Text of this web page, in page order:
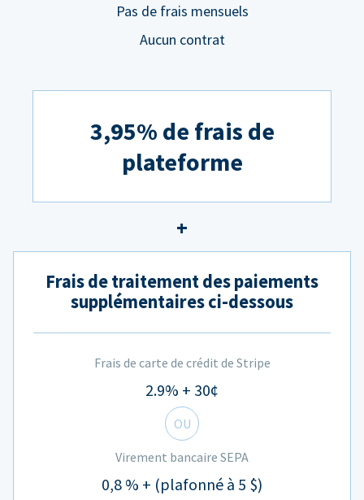
Pas de frais mensuels
Aucun contrat
3,95% de frais de
plateforme
Frais de traitement des paiements
supplémentaires ci-dessous
Frais de carte de crédit de Stripe
2.9% + 30¢
OU
Virement bancaire SEPA
0,8 % + (plafonné à 5 $)